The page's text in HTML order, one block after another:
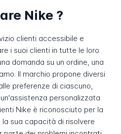
Nike ?
clienti accessibile e
i suoi clienti in tutte le loro
domanda su un ordine, una
Il marchio propone diversi
preferenze di ciascuno,
personalizzata
Nike è riconosciuto per la
sua capacità di risolvere